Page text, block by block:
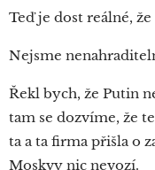
Teď je dost reálné,
Nejsme
Řekl bych, že Putin
tam se dozvíme, že
ta a ta firma přišla o
Moskvy nic nevozí.